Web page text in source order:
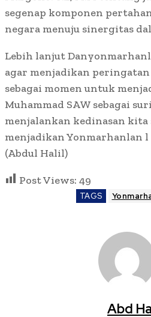
segenap komponen
negara menuju sinergitas
Lebih lanjut
agar menjadikan
sebagai momen untuk
Muhammad SAW sebagai
menjalankan kedinasan
menjadikan Yonmarhanlan
(Abdul Halil)
Post Views: 49
TAGS
Abd